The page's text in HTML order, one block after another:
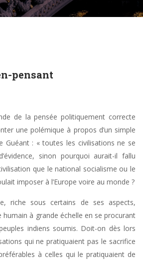
pensant
de la pensée politiquement correcte
une polémique à propos d’un simple
Guéant : « toutes les civilisations ne se
sinon pourquoi aurait-il fallu
que le national socialisme ou le
imposer à l’Europe voire au monde ?
riche sous certains de ses aspects,
humain à grande échelle en se procurant
indiens soumis. Doit-on dès lors
qui ne pratiquaient pas le sacrifice
à celles qui le pratiquaient de